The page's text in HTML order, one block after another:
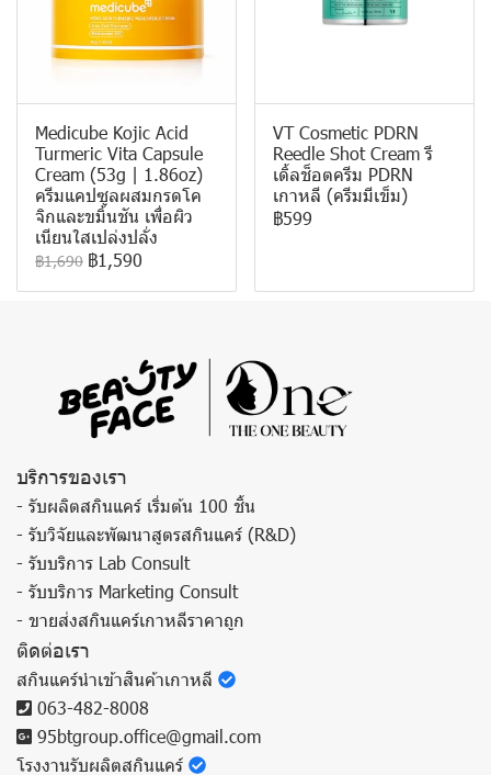
Medicube Kojic Acid
Turmeric Vita Capsule
Cream (53g | 1.86oz)
ครีมแคปซูลผสมกรดโค
จิกและขมิ้นชัน เพื่อผิว
เนียนใสเปล่งปลั่ง
฿1,690 ฿1,590
VT Cosmetic PDRN
Reedle Shot Cream รี
เดิ้ลช็อตครีม PDRN
เกาหลี (ครีมมีเข็ม)
฿599
บริการของเรา
- รับผลิตสกินแคร์ เริ่มต้น 100 ชิ้น
- รับวิจัยและพัฒนาสูตรสกินแคร์ (R&D)
- รับบริการ Lab Consult
- รับบริการ Marketing Consult
- ขายส่งสกินแคร์เกาหลีราคาถูก
ติดต่อเรา
สกินแคร์นำเข้าสินค้าเกาหลี
063-482-8008
95btgroup.office@gmail.com
โรงงานรับผลิตสกินแคร์